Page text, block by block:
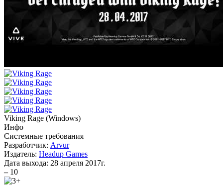
Viking Rage (Windows)
Инфо
Системные требования
Разработчик: Arvur
Издатель: Headup Games
Дата выхода: 28 апреля 2017г.
– 10